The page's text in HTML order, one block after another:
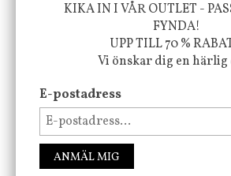
FÖLJ OSS PÅ
KIKA IN I VÅR OUTLET -
FYNDA!
UPP TILL 70 %
Vi önskar dig en härlig
E-postadress
ANMÄL MIG